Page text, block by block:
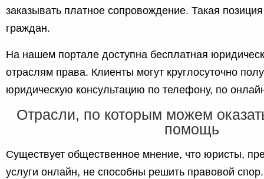
заказывать платное сопровождение. Такая
граждан.
На нашем портале доступна бесплатная
отраслям права. Клиенты могут круглосуточно
юридическую консультацию по телефону, по
Отрасли, по которым можем
помощь
Существует общественное мнение, что юристы,
услуги онлайн, не способны решить правовой